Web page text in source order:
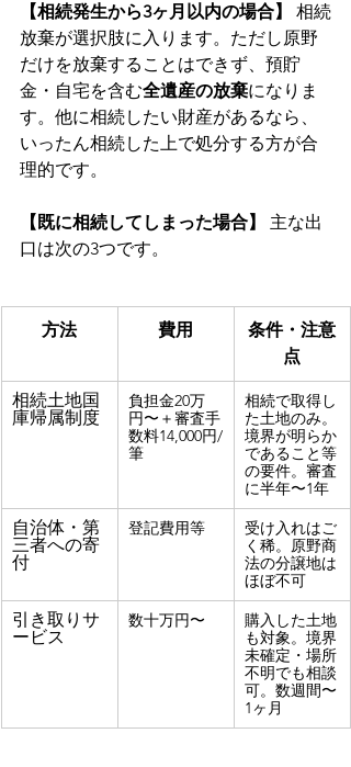
【相続発生から3ヶ月以内の場合】
相続
放棄が選択肢に入ります。ただし原野
だけを放棄することはできず、預貯
金・自宅を含む全遺産の放棄になりま
す。他に相続したい財産があるなら、
いったん相続した上で処分する方が合
理的です。
【既に相続してしまった場合】
主な出
口は次の3つです。
方法 費用
条件・注意
点
相続土地国
庫帰属制度
負担金20万
円〜＋審査手
数料14,000円/
筆
相続で取得し
た土地のみ。
境界が明らか
であること等
の要件。審査
に半年〜1年
自治体・第
三者への寄
付
登記費用等
受け入れはご
く稀。原野商
法の分譲地は
ほぼ不可
引き取りサ
ービス
数十万円〜
購入した土地
も対象。境界
未確定・場所
不明でも相談
可。数週間〜
1ヶ月